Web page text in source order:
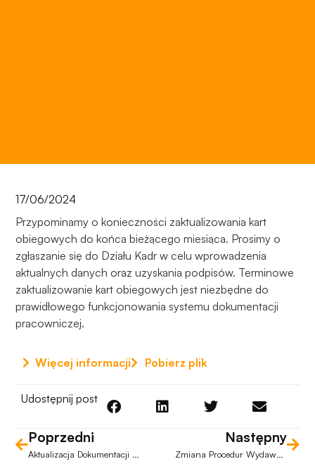
17/06/2024
Przypominamy o konieczności zaktualizowania kart
obiegowych do końca bieżącego miesiąca. Prosimy o
zgłaszanie się do Działu Kadr w celu wprowadzenia
aktualnych danych oraz uzyskania podpisów. Terminowe
zaktualizowanie kart obiegowych jest niezbędne do
prawidłowego funkcjonowania systemu dokumentacji
pracowniczej.
Więcej informacji Pobierz plik
Udostępnij post
Poprzedni
Aktualizacja Dokumentacji Pracowniczej
Następny
Zmiana Procedur Wydawania Kart Parkingowych